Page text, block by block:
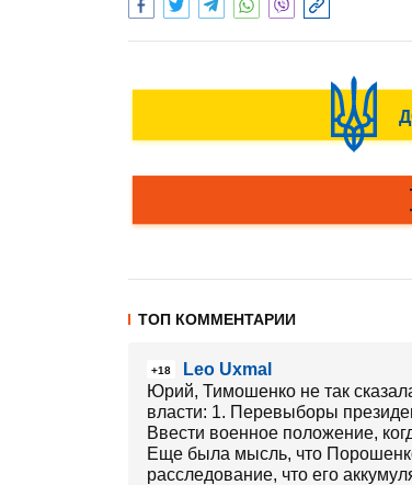
ТОП КОММЕНТАРИИ
+18
Leo Uxmal
Юрий, Тимошенко не так
власти: 1. Перевыборы
Ввести военное положение,
Еще была мысль, что
расследование, что его